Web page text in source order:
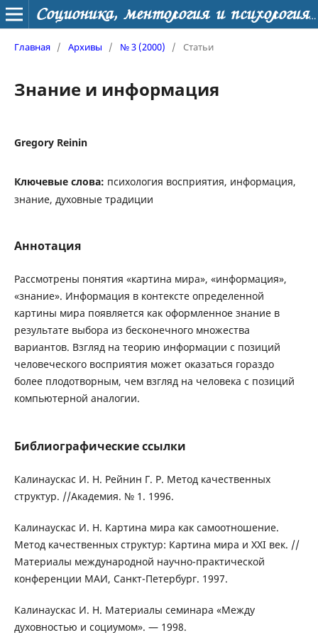
Соционика, ментология и психология личности
Главная / Архивы / № 3 (2000) / Статьи
Знание и информация
Gregory Reinin
Ключевые слова: психология восприятия, информация,
знание, духовные традиции
Аннотация
Рассмотрены понятия «картина мира», «информация»,
«знание». Информация в контексте определенной
картины мира появляется как оформленное знание в
результате выбора из бесконечного множества
вариантов. Взгляд на теорию информации с позиций
человеческого восприятия может оказаться гораздо
более плодотворным, чем взгляд на человека с позиций
компьютерной аналогии.
Библиографические ссылки
Калинаускас И. Н. Рейнин Г. Р. Метод качественных
структур. //Академия. № 1. 1996.
Калинаускас И. Н. Картина мира как самоотношение.
Метод качественных структур: Картина мира и ХХI век. //
Материалы международной научно-практической
конференции МАИ, Санкт-Петербург. 1997.
Калинаускас И. Н. Материалы семинара «Между
духовностью и социумом». — 1998.